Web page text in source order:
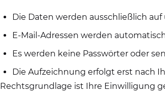
Die Daten werden ausschließlich
E-Mail-Adressen werden
Es werden keine Passwörter oder
Die Aufzeichnung erfolgt erst nach
Rechtsgrundlage ist Ihre Einwilligung